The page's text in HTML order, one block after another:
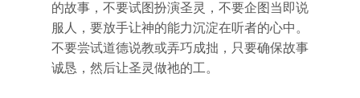
的故事，不要试图扮演圣灵，不要企图当即说
服人，要放手让神的能力沉淀在听者的心中。
不要尝试道德说教或弄巧成拙，只要确保故事
诚恳，然后让圣灵做祂的工。